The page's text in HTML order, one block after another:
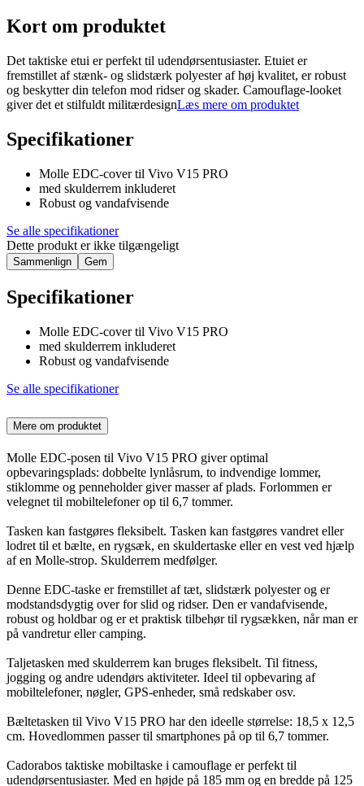
Kort om produktet
Det taktiske etui er perfekt til udendørsentusiaster. Etuiet er
fremstillet af stænk- og slidstærk polyester af høj kvalitet, er robust
og beskytter din telefon mod ridser og skader. Camouflage-looket
giver det et stilfuldt militærdesignLæs mere om produktet
Specifikationer
Molle EDC-cover til Vivo V15 PRO
med skulderrem inkluderet
Robust og vandafvisende
Se alle specifikationer
Dette produkt er ikke tilgængeligt
Sammenlign Gem
Specifikationer
Molle EDC-cover til Vivo V15 PRO
med skulderrem inkluderet
Robust og vandafvisende
Se alle specifikationer
Mere om produktet
Molle EDC-posen til Vivo V15 PRO giver optimal
opbevaringsplads: dobbelte lynlåsrum, to indvendige lommer,
stiklomme og penneholder giver masser af plads. Forlommen er
velegnet til mobiltelefoner op til 6,7 tommer.
Tasken kan fastgøres fleksibelt. Tasken kan fastgøres vandret eller
lodret til et bælte, en rygsæk, en skuldertaske eller en vest ved hjælp
af en Molle-strop. Skulderrem medfølger.
Denne EDC-taske er fremstillet af tæt, slidstærk polyester og er
modstandsdygtig over for slid og ridser. Den er vandafvisende,
robust og holdbar og er et praktisk tilbehør til rygsækken, når man er
på vandretur eller camping.
Taljetasken med skulderrem kan bruges fleksibelt. Til fitness,
jogging og andre udendørs aktiviteter. Ideel til opbevaring af
mobiltelefoner, nøgler, GPS-enheder, små redskaber osv.
Bæltetasken til Vivo V15 PRO har den ideelle størrelse: 18,5 x 12,5
cm. Hovedlommen passer til smartphones på op til 6,7 tommer.
Cadorabos taktiske mobiltaske i camouflage er perfekt til
udendørsentusiaster. Med en højde på 185 mm og en bredde på 125